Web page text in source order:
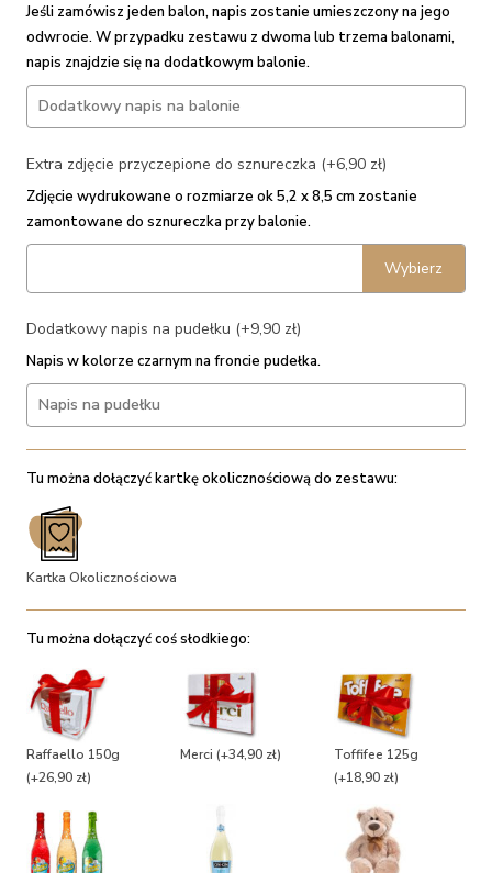
Jeśli zamówisz jeden balon, napis zostanie umieszczony na jego
odwrocie. W przypadku zestawu z dwoma lub trzema balonami,
napis znajdzie się na dodatkowym balonie.
Extra zdjęcie przyczepione do sznureczka (+6,90 zł)
Zdjęcie wydrukowane o rozmiarze ok 5,2 x 8,5 cm zostanie
zamontowane do sznureczka przy balonie.
Wybierz
Dodatkowy napis na pudełku (+9,90 zł)
Napis w kolorze czarnym na froncie pudełka.
Tu można dołączyć kartkę okolicznościową do zestawu:
Kartka Okolicznościowa
Tu można dołączyć coś słodkiego:
Raffaello 150g
(+26,90 zł)
Merci (+34,90 zł)
Toffifee 125g
(+18,90 zł)